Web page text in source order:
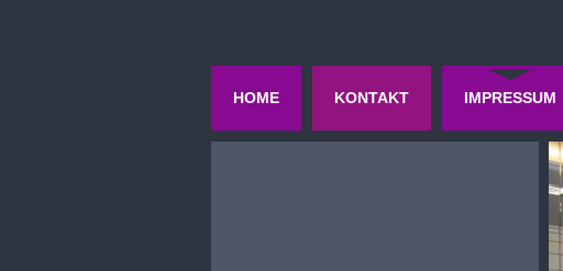
HOME KONTAKT IMPRESSUM